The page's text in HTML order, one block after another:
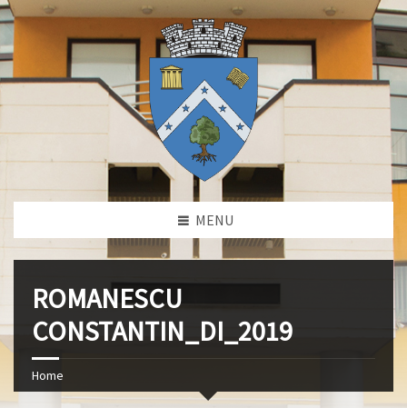
MENU
ROMANESCU
CONSTANTIN_DI_2019
Home